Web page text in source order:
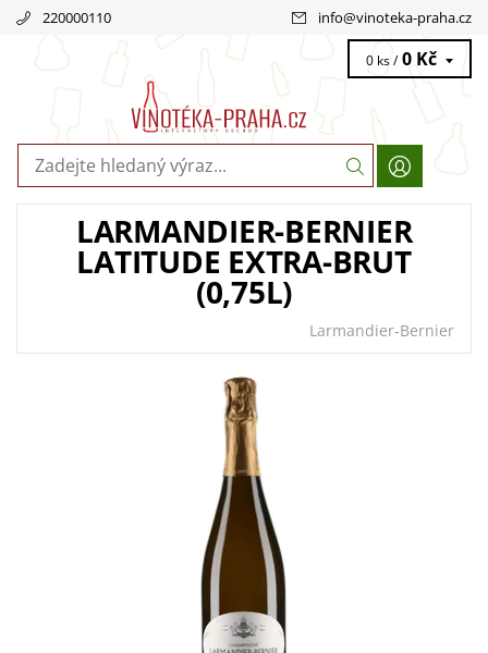
220000110 info@vinoteka-praha.cz
0 ks / 0 Kč
LARMANDIER-BERNIER
LATITUDE EXTRA-BRUT
(0,75L)
Larmandier-Bernier